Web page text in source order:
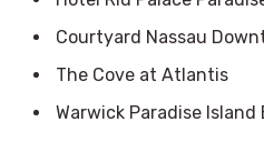
Courtyard Nassau
The Cove at Atlantis
Warwick Paradise Island
Select Language